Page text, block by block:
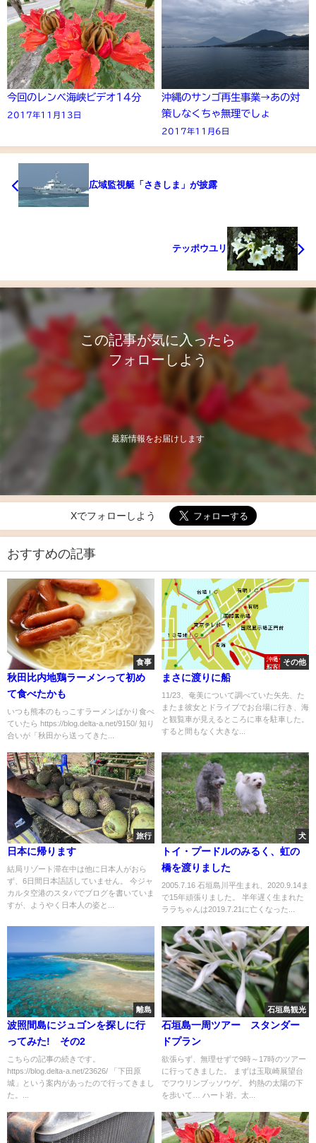
今回のレンベ海峡ビデオ14分
2017年11月13日
沖縄のサンゴ再生事業→あの対
策しなくちゃ無理でしょ
2017年11月6日
広域監視艇「さきしま」が披露
テッポウユリ
この記事が気に入ったら
フォローしよう
最新情報をお届けします
Xでフォローしよう
おすすめの記事
食事
秋田比内地鶏ラーメンって初め
て食べたかも
いつも熊本のもっこすラーメンばかり食べ
ていたら https://blog.delta-a.net/9150/ 知り
合いが「秋田から送ってきた...
その他
まさに渡りに船
11/23、奄美について調べていた矢先、た
またま彼女とドライブでお台場に行き、海
と観覧車が見えるところに車を駐車した。
すると間もなく大きな...
旅行
日本に帰ります
結局リゾート滞在中は他に日本人がおら
ず、6日間日本語話していません。 今ジャ
カルタ空港のスタバでブログを書いていま
すが、ようやく日本人の姿と...
犬
トイ・プードルのみるく、虹の
橋を渡りました
2005.7.16 石垣島川平生まれ、2020.9.14ま
で15年頑張りました。 半年遅く生まれた
ララちゃんは2019.7.21に亡くなった...
離島
波照間島にジュゴンを探しに行
ってみた! その2
こちらの記事の続きです。
https://blog.delta-a.net/23626/ 「下田原
城」という案内があったので行ってきまし
た。...
石垣島観光
石垣島一周ツアー スタンダー
ドプラン
欲張らず、無理せずで9時～17時のツアー
に行ってきました。 まずは玉取崎展望台
でフウリンブッソウゲ。 灼熱の太陽の下
を歩いて… ハート岩。太...